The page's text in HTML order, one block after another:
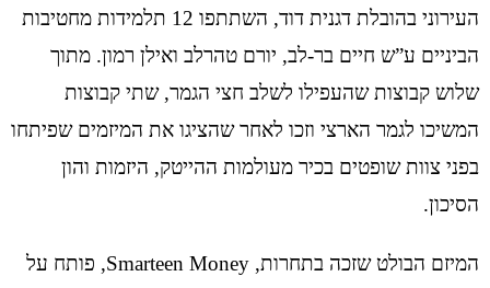
העירוני בהובלת דגנית דוד, השתתפו 12 תלמידות מחטיבות
הביניים ע”ש חיים בר-לב, יורם טהרלב ואילן רמון. מתוך
שלוש קבוצות שהעפילו לשלב חצי הגמר, שתי קבוצות
המשיכו לגמר הארצי וזכו לאחר שהציגו את המיזמים שפיתחו
בפני צוות שופטים בכיר מעולמות ההייטק, היזמות והון
הסיכון.
המיזם הבולט שזכה בתחרות, Smarteen Money, פותח על